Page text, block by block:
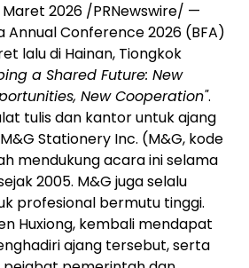
Maret 2026 /PRNewswire/ —
Annual Conference 2026 (BFA)
lalu di Hainan, Tiongkok
a Shared Future: New
New Cooperation".
tulis dan kantor untuk ajang
Stationery Inc. (M&G, kode
mendukung acara ini selama
2005. M&G juga selalu
profesional bermutu tinggi.
Huxiong, kembali mendapat
ajang tersebut, serta